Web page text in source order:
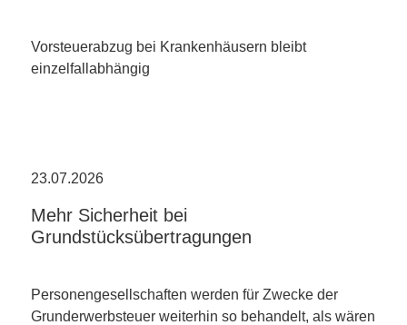
Vorsteuerabzug bei Krankenhäusern bleibt
einzelfallabhängig
23.07.2026
Mehr Sicherheit bei
Grundstücksübertragungen
Personengesellschaften werden für Zwecke der
Grunderwerbsteuer weiterhin so behandelt, als wären